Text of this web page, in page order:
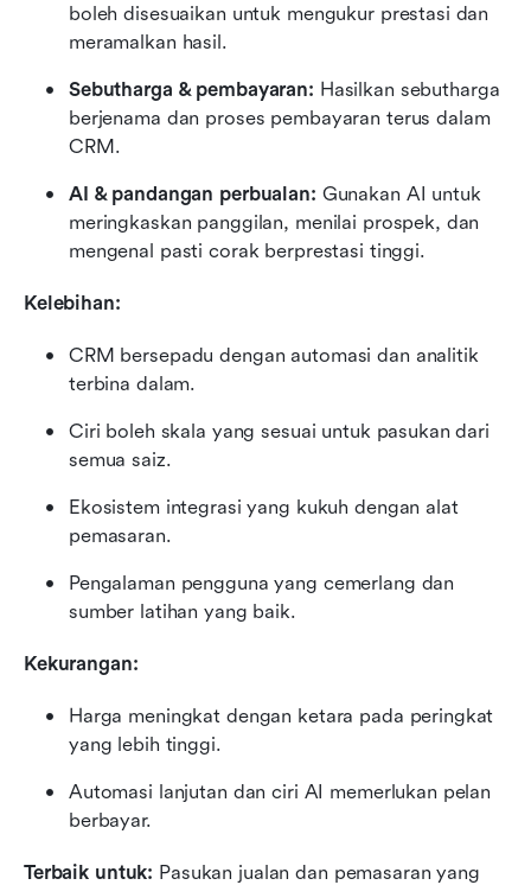
boleh disesuaikan untuk mengukur prestasi dan
meramalkan hasil.
Sebutharga & pembayaran: Hasilkan sebutharga
berjenama dan proses pembayaran terus dalam
CRM.
AI & pandangan perbualan: Gunakan AI untuk
meringkaskan panggilan, menilai prospek, dan
mengenal pasti corak berprestasi tinggi.
Kelebihan:
CRM bersepadu dengan automasi dan analitik
terbina dalam.
Ciri boleh skala yang sesuai untuk pasukan dari
semua saiz.
Ekosistem integrasi yang kukuh dengan alat
pemasaran.
Pengalaman pengguna yang cemerlang dan
sumber latihan yang baik.
Kekurangan:
Harga meningkat dengan ketara pada peringkat
yang lebih tinggi.
Automasi lanjutan dan ciri AI memerlukan pelan
berbayar.
Terbaik untuk: Pasukan jualan dan pemasaran yang